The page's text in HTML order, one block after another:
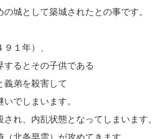
の城として築城されたとの事です。
１年）、
するとその子供である
義弟を殺害して
でしまいます。
れ、内乱状態となってしまいます。